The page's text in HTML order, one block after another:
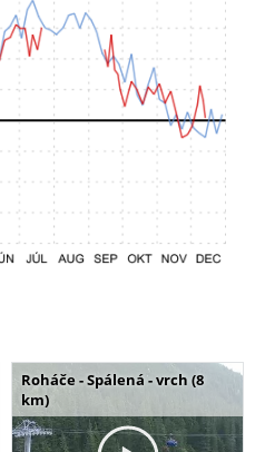
Roháče - Spálená - vrch (8
km)